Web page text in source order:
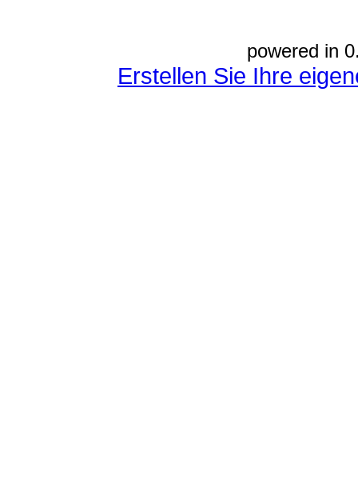
powered in
Erstellen Sie Ihre